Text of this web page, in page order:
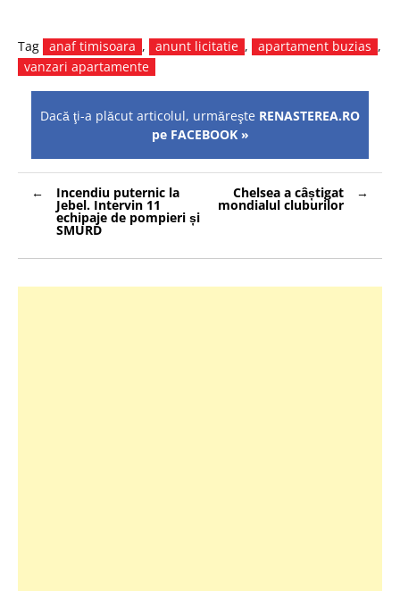
Tag anaf timisoara , anunt licitatie , apartament buzias ,
vanzari apartamente
Dacă ţi-a plăcut articolul, urmăreşte RENASTEREA.RO
pe FACEBOOK »
Navigare
în
articole
Incendiu puternic la
Jebel. Intervin 11
echipaje de pompieri și
SMURD
Chelsea a câștigat
mondialul cluburilor